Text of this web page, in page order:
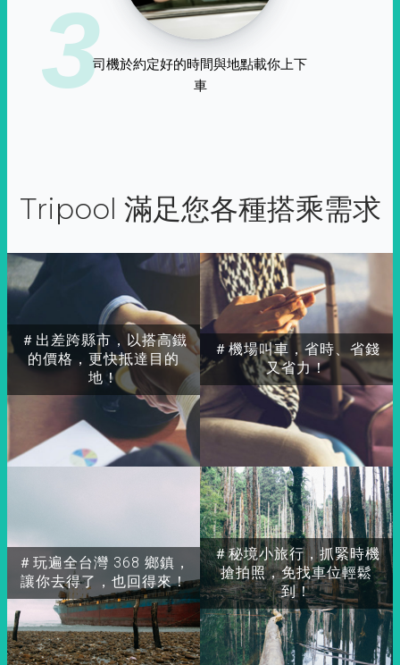
3司機於約定好的時間與地點載你上下
車
Tripool 滿足您各種搭乘需求
＃出差跨縣市，以搭高鐵
的價格，更快抵達目的
地！
＃玩遍全台灣 368 鄉鎮，
讓你去得了，也回得來！
＃秘境小旅行，抓緊時機
搶拍照，免找車位輕鬆
到！
＃機場叫車，省時、省錢
又省力！